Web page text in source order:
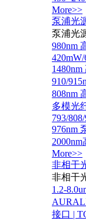
More>>
泵浦光
泵浦光
980nm
910/
808nm
多模光
793/
976nm
More>>
非相干
非相干
1.2-
接口 |